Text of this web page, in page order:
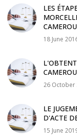
LES
18 June
26 October
LE
D'ACTE
15 June